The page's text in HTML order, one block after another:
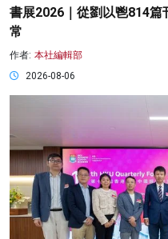
書展2026｜從劉以鬯814篇
常
作者: 本社編輯部
2026-08-06